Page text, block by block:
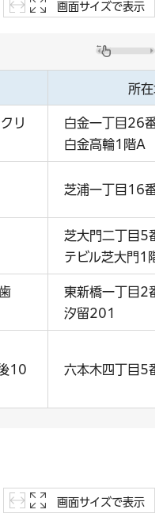
画面サイズで表示
所在
リ
白金一丁目26
白金高輪1階A
芝浦一丁目16番
芝大門二丁目5
テビル芝大門1階
東新橋一丁目2
汐留201
10
六本木四丁目5
画面サイズで表示